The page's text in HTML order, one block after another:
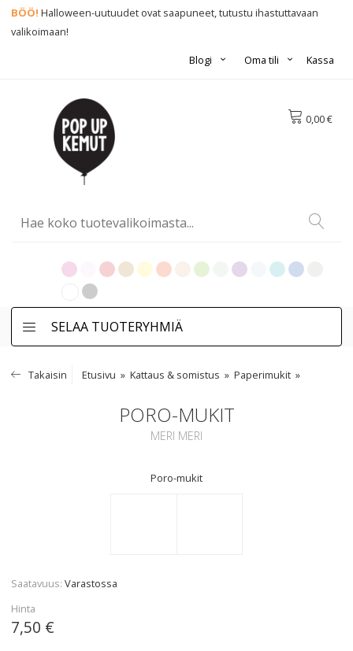
BÖÖ!Halloween-uutuudet ovat saapuneet, tutustu ihastuttavaan
valikoimaan!
Kassa
Oma tili
Blogi
0,00 €
SELAA TUOTERYHMIÄ
Takaisin Etusivu Kattaus & somistus Paperimukit
PORO-MUKIT
MERI MERI
Poro-mukit
Saatavuus Varastossa
Hinta
7,50 €